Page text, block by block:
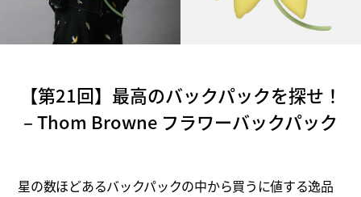
【第21回】最高のバックパックを探せ！
– Thom Browne フラワーバックパック
星の数ほどあるバックパックの中から買うに値する逸品